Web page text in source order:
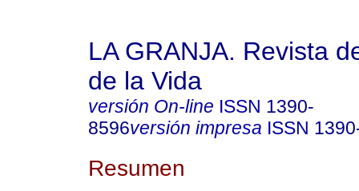
LA GRANJA. Revista
de la Vida
versión On-line ISSN 1390-
8596versión impresa ISSN
Resumen